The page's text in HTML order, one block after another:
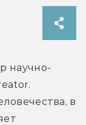
научно-
в